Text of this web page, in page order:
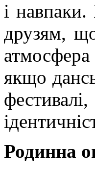
і
друзям,
якщо
Родинна